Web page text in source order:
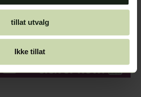
tillat utvalg
Ikke tillat